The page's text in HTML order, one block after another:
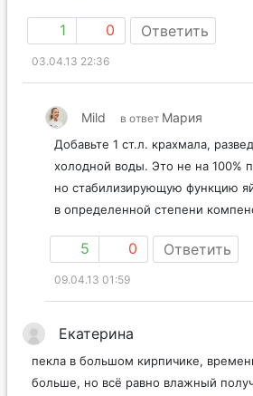
1 0 Ответить
03.04.13 22:36
Mild в ответ Мария
Добавьте 1 ст.л. крахмала,
холодной воды. Это не на 100%
но стабилизирующую функцию
в определенной степени
5 0 Ответить
09.04.13 01:59
Екатерина
пекла в большом кирпичике,
больше, но всё равно влажный